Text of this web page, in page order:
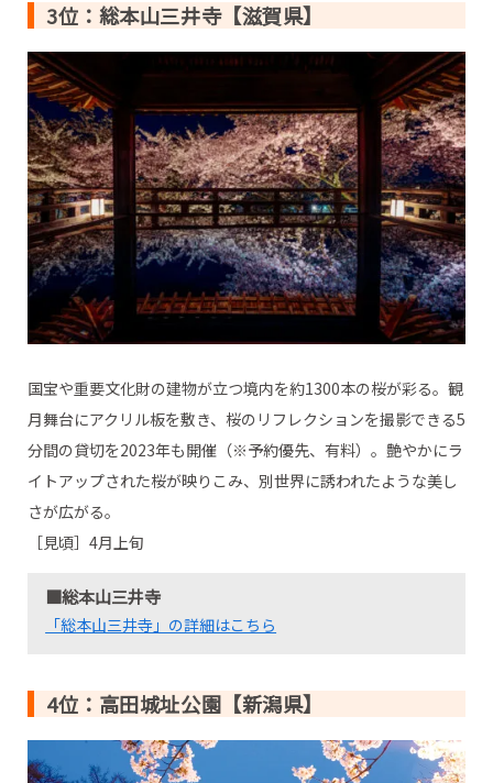
3位：総本山三井寺【滋賀県】
国宝や重要文化財の建物が立つ境内を約1300本の桜が彩る。観
月舞台にアクリル板を敷き、桜のリフレクションを撮影できる5
分間の貸切を2023年も開催（※予約優先、有料）。艶やかにラ
イトアップされた桜が映りこみ、別世界に誘われたような美し
さが広がる。
［見頃］4月上旬
■総本山三井寺
「総本山三井寺」の詳細はこちら
4位：高田城址公園【新潟県】